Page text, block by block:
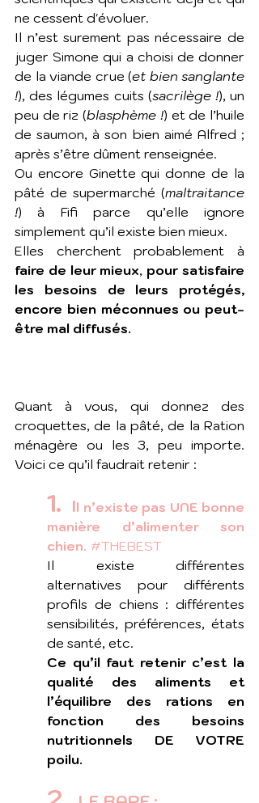
ne cessent d'évoluer.
Il n’est surement pas nécessaire de
juger Simone qui a choisi de donner
de la viande crue (et bien sanglante
!), des légumes cuits (sacrilège !), un
peu de riz (blasphème !) et de l’huile
de saumon, à son bien aimé Alfred ;
après s’être dûment renseignée.
Ou encore Ginette qui donne de la
pâté de supermarché (maltraitance
!) à Fifi parce qu’elle ignore
simplement qu’il existe bien mieux.
faire de leur mieux, pour satisfaire
les besoins de leurs protégés,
encore bien méconnues ou peut-
être mal diffusés.
Quant à vous, qui donnez des
croquettes, de la pâté, de la Ration
ménagère ou les 3, peu importe.
Voici ce qu’il faudrait retenir :
1. Il n’existe pas UNE bonne
manière d’alimenter son
chien. #THEBEST
Il existe différentes
alternatives pour différents
profils de chiens : différentes
sensibilités, préférences, états
de santé, etc.
Ce qu’il faut retenir c’est la
qualité des aliments et
l’équilibre des rations en
fonction des besoins
nutritionnels DE VOTRE
poilu.